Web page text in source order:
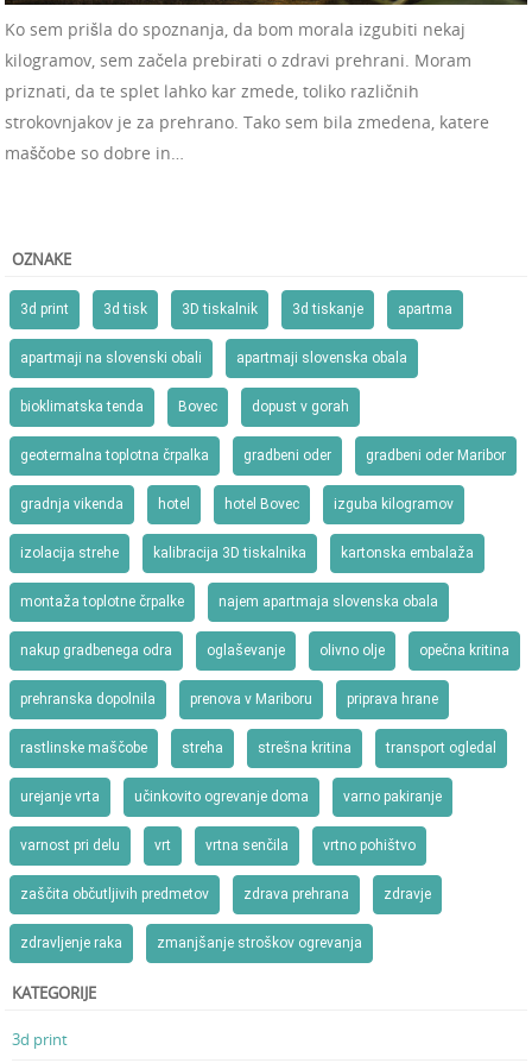
Ko sem prišla do spoznanja, da bom morala izgubiti nekaj
kilogramov, sem začela prebirati o zdravi prehrani. Moram
priznati, da te splet lahko kar zmede, toliko različnih
strokovnjakov je za prehrano. Tako sem bila zmedena, katere
maščobe so dobre in…
OZNAKE
3d print 3d tisk 3D tiskalnik 3d tiskanje apartma
apartmaji na slovenski obali apartmaji slovenska obala
bioklimatska tenda Bovec dopust v gorah
geotermalna toplotna črpalka gradbeni oder gradbeni oder Maribor
gradnja vikenda hotel hotel Bovec izguba kilogramov
izolacija strehe kalibracija 3D tiskalnika kartonska embalaža
montaža toplotne črpalke najem apartmaja slovenska obala
nakup gradbenega odra oglaševanje olivno olje opečna kritina
prehranska dopolnila prenova v Mariboru priprava hrane
rastlinske maščobe streha strešna kritina transport ogledal
urejanje vrta učinkovito ogrevanje doma varno pakiranje
varnost pri delu vrt vrtna senčila vrtno pohištvo
zaščita občutljivih predmetov zdrava prehrana zdravje
zdravljenje raka zmanjšanje stroškov ogrevanja
KATEGORIJE
3d print